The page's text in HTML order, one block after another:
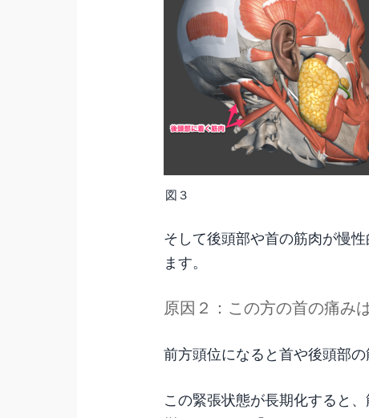
図３
そして後頭部や首の筋肉が慢
ます。
原因２：この方の首の痛み
前方頭位になると首や後頭部
この緊張状態が長期化すると